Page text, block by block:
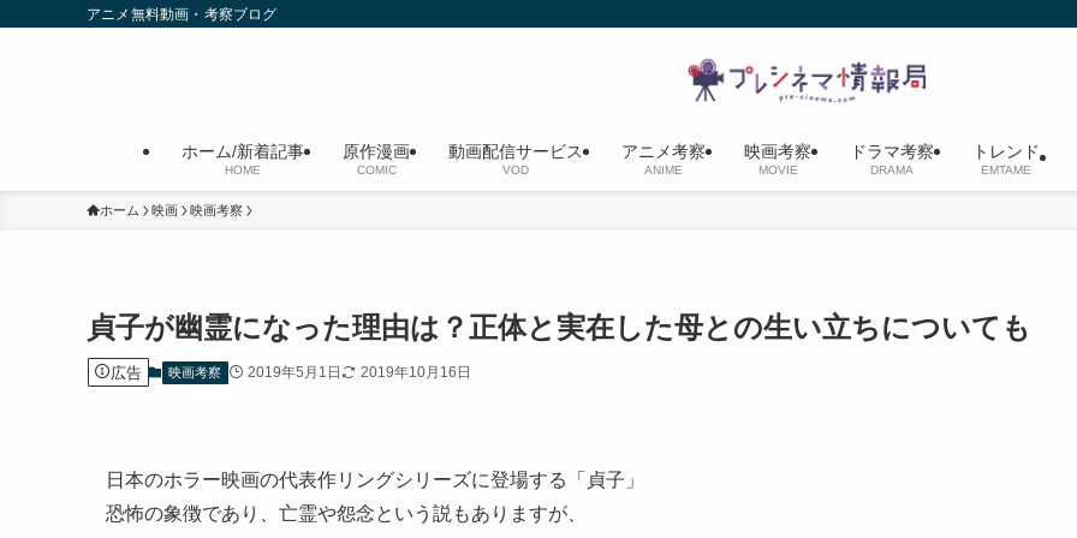
アニメ無料動画・考察ブログ
ホーム/新着記事
HOME
原作漫画
COMIC
動画配信サービス
VOD
アニメ考察
ANIME
映画考察
MOVIE
ドラマ考察
DRAMA
トレンド
EMTAME
ホーム 映画 映画考察
貞子が幽霊になった理由は？正体と実在した母との生い立ちについても
広告 映画考察 2019年5月1日 2019年10月16日
日本のホラー映画の代表作リングシリーズに登場する「貞子」
恐怖の象徴であり、亡霊や怨念という説もありますが、